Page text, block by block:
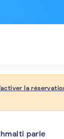
la
parle